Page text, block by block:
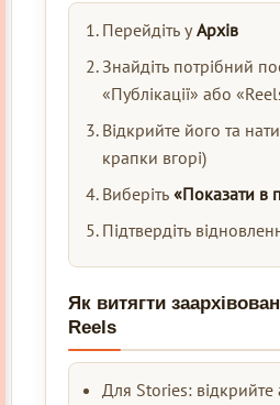
Перейдіть уАрхів
Знайдіть потрібний
«Публікації» або
Відкрийте його та
крапки вгорі)
Виберіть «Показати в
Підтвердіть
Як витягти
Reels
Для Stories: відкрийте